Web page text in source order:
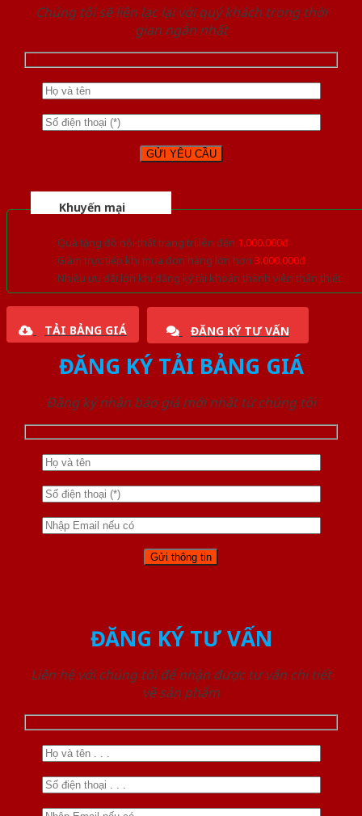
Chúng tôi sẽ liên lạc lại với quý khách trong thời
gian ngắn nhất
Khuyến mại
Quà tặng đồ nội thất trang trí lên đến 1.000.000đ
Giảm trực tiếp khi mua đơn hàng lớn hơn 3.000.000đ
Nhiều ưu đãi lớn khi đăng ký tài khoản thành viên thân thiết
TẢI BẢNG GIÁ ĐĂNG KÝ TƯ VẤN
ĐĂNG KÝ TẢI BẢNG GIÁ
Đăng ký nhận báo giá mới nhất từ chúng tôi
ĐĂNG KÝ TƯ VẤN
Liên hệ với chúng tôi để nhận được tư vấn chi tiết
về sản phẩm